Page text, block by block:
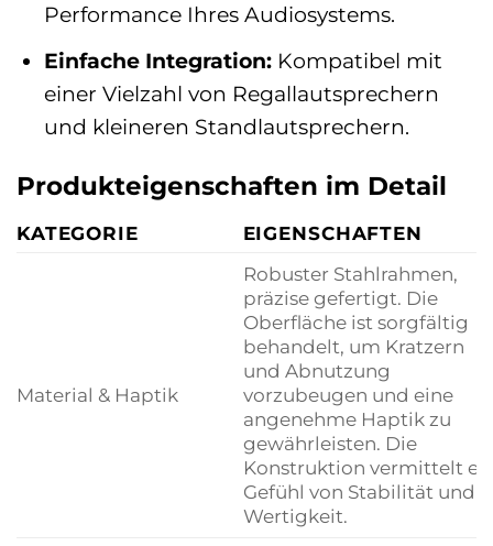
Performance Ihres Audiosystems.
Einfache Integration:Kompatibel mit
einer Vielzahl von Regallautsprechern
und kleineren Standlautsprechern.
Produkteigenschaften im Detail
KATEGORIE EIGENSCHAFTEN
Material & Haptik
Robuster Stahlrahmen,
präzise gefertigt. Die
Oberfläche ist sorgfältig
behandelt, um Kratzern
und Abnutzung
vorzubeugen und eine
angenehme Haptik zu
gewährleisten. Die
Konstruktion vermittelt
Gefühl von Stabilität und
Wertigkeit.